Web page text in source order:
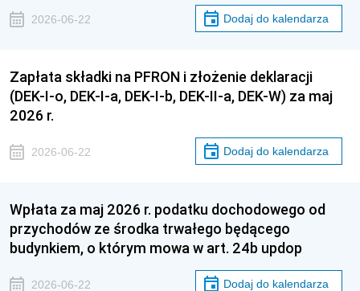
2026-06-22 Dodaj do kalendarza
Zapłata składki na PFRON i złożenie deklaracji
(DEK-I-o, DEK-I-a, DEK-I-b, DEK-II-a, DEK-W) za maj
2026 r.
2026-06-22 Dodaj do kalendarza
Wpłata za maj 2026 r. podatku dochodowego od
przychodów ze środka trwałego będącego
budynkiem, o którym mowa w art. 24b updop
2026-06-22 Dodaj do kalendarza